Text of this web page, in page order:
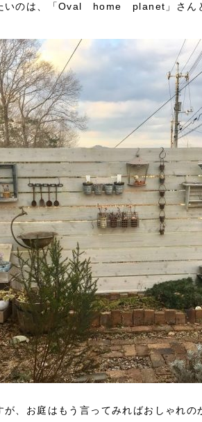
いのは、「Oval home planet」さん
が、お庭はもう言ってみればおしゃれの